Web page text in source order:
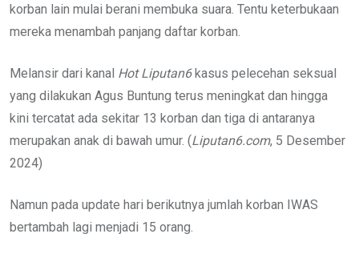
korban lain mulai berani membuka suara. Tentu keterbukaan
mereka menambah panjang daftar korban.
Melansir dari kanal Hot Liputan6kasus pelecehan seksual
yang dilakukan Agus Buntung terus meningkat dan hingga
kini tercatat ada sekitar 13 korban dan tiga di antaranya
merupakan anak di bawah umur. (Liputan6.com, 5 Desember
2024)
Namun pada update hari berikutnya jumlah korban IWAS
bertambah lagi menjadi 15 orang.